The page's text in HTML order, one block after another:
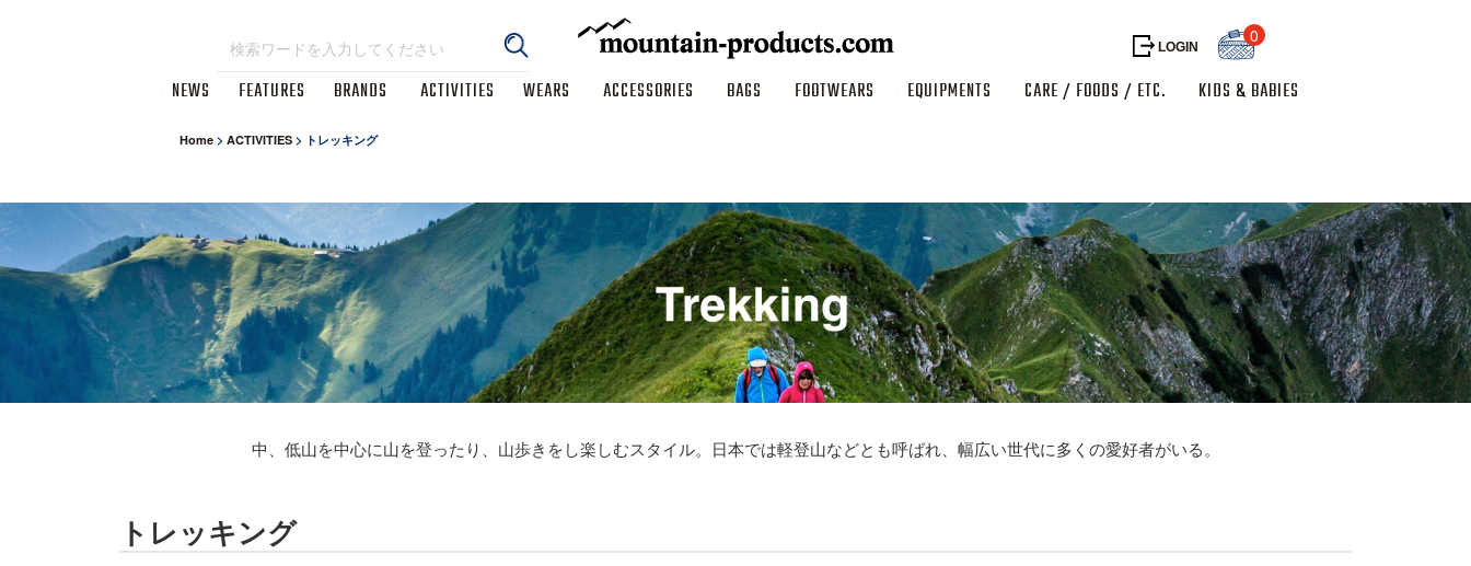
LOGIN
0
NEWS FEATURES BRANDS ACTIVITIES WEARS ACCESSORIES BAGS FOOTWEARS EQUIPMENTS CARE / FOODS / ETC. KIDS & BABIES
Home > ACTIVITIES > トレッキング
中、低山を中心に山を登ったり、山歩きをし楽しむスタイル。日本では軽登山などとも呼ばれ、幅広い世代に多くの愛好者がいる。
トレッキング